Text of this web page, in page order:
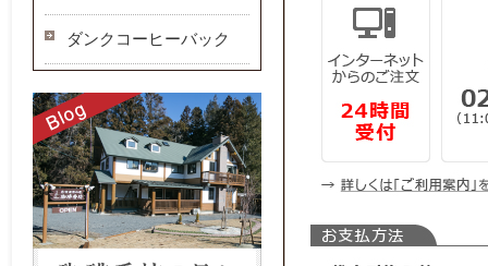
ダンクコーヒーバック